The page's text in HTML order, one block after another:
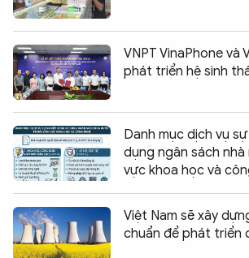
VNPT VinaPhone và
phát triển hệ sinh
Danh mục dịch vụ
dụng ngân sách
vực khoa học và
Việt Nam sẽ xây
chuẩn để phát triển